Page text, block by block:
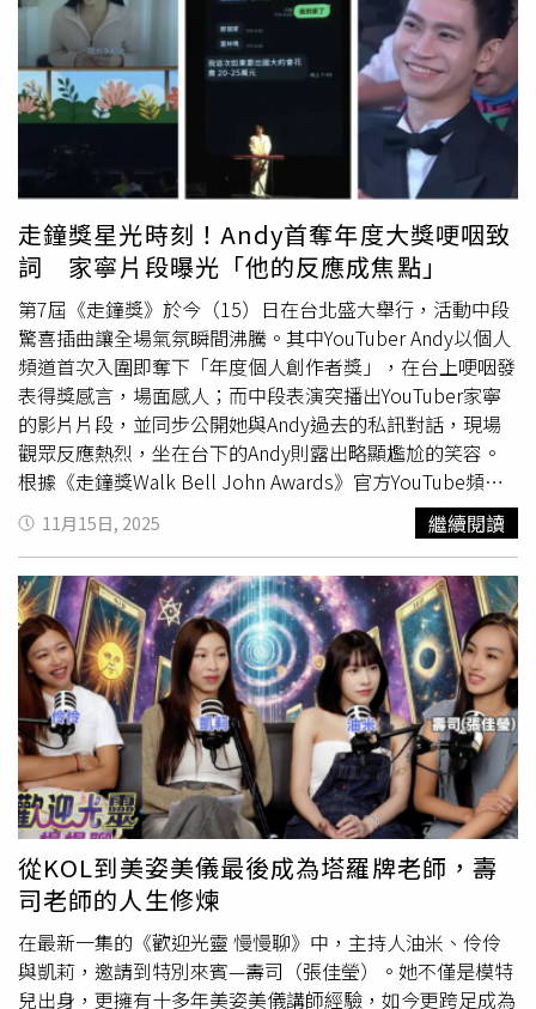
牽扯到凶殺案嚇死了。」潘若迪上課被學生抓私密處。（圖
／中天提供） 薔薔還很會說場面話：「錄節目邀請的來
賓，覺得自己很帥，其實我也只是給他面子說『你很帥、很
香』，但其實他身上超臭，結果他就覺得妳對他有意思，好
像可以跟妳有些什麼關係，還會傳私密照給我，我就把照片
跟影片全部傳給朋友看。」潘若迪聽了也分享自己被性騷擾
的經驗：「我上課的時候是很正經的，有一次上課跟學生互
動，女學生直接抓我私密處，我當下想說可能是不小心碰
到，結果她又從後面直接抓，我不演了，直接叫警察來，警
察問她為什麼要抓人家，她就說『沒有啊，跳舞是力與美的
結合，我只是做個動作而已，老師不喜歡的話，那我屁股給
他捏啊』。」
走鐘獎星光時刻！Andy首奪年度大獎哽咽致
詞 家寧片段曝光「他的反應成焦點」
第7屆《走鐘獎》於今（15）日在台北盛大舉行，活動中段
驚喜插曲讓全場氣氛瞬間沸騰。其中YouTuber Andy以個人
頻道首次入圍即奪下「年度個人創作者獎」，在台上哽咽發
表得獎感言，場面感人；而中段表演突播出YouTuber家寧
的影片片段，並同步公開她與Andy過去的私訊對話，現場
觀眾反應熱烈，坐在台下的Andy則露出略顯尷尬的笑容。
根據《走鐘獎Walk Bell John Awards》官方YouTube頻道
畫面顯示，中場由表演者怡岑與小尾巴聯手演出，透過歌舞
嘲諷娛樂圈話題，針對Andy與家寧的財務糾紛話題進行創
意演繹。畫面中出現家寧的影片片段，以及雙方先前曾於網
路公開的私訊對話內容，包括「奶奶離開了」、「我到家
了」、「我這次如果要出國會花費20-25萬元」等，神還原
過往事件，引發現場笑聲不斷。坐在台下的Andy則略顯尷
尬地笑著，場面頗具張力。 Andy獲頒「年度個人創作者
獎」，在台上哽咽發表得獎感言，感謝觀眾與團隊支持。
（圖／翻攝自走鐘獎Walk Bell John Awards YouTube） 這
段節目安排可謂緊扣時事。今年3月，Andy與家寧因財務問
題對簿公堂，爭議延燒多月，成為網友與媒體關注焦點。此
次《走鐘獎》刻意安排回顧，讓事件再度成為話題，表演除
模仿YouTube頻道「眾量級CROWD」的經典橋段外，更融
入「心理課程」的戲劇段落，台詞如「你對不起訂閱你的觀
眾！」及「摸著你的良心！」皆呼應家寧先前曾捲入
程風波。晚會進入頒獎階段時，Andy榮獲「年度個人創作
者獎」，上台致詞時難掩激動情緒。他表示，自己在
YouTube界耕耘十年，今年首度以個人頻道入圍走鐘獎，能
11月15日, 2025 繼續閱讀
從KOL到美姿美儀最後成為塔羅牌老師，壽
司老師的人生修煉
在最新一集的《歡迎光靈 慢慢聊》中，主持人油米、伶伶
與凱莉，邀請到特別來賓—壽司（張佳瑩）。她不僅是模特
兒出身，更擁有十多年美姿美儀講師經驗，如今更跨足成為